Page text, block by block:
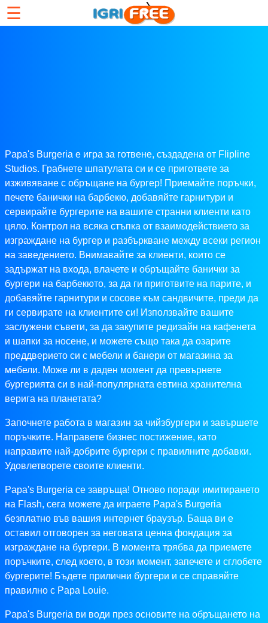
☰
Papa's Burgeria е игра за готвене, създадена от Flipline
Studios. Грабнете шпатулата си и се пригответе за
изживяване с обръщане на бургер! Приемайте поръчки,
печете банички на барбекю, добавяйте гарнитури и
сервирайте бургерите на вашите странни клиенти като
цяло. Контрол на всяка стъпка от взаимодействието за
изграждане на бургер и разбъркване между всеки регион
на заведението. Внимавайте за клиенти, които се
задържат на входа, влачете и обръщайте банички за
бургери на барбекюто, за да ги приготвите на парите, и
добавяйте гарнитури и сосове към сандвичите, преди да
ги сервирате на клиентите си! Използвайте вашите
заслужени съвети, за да закупите редизайн на кафенета
и шапки за носене, и можете също така да озарите
преддверието си с мебели и банери от магазина за
мебели. Може ли в даден момент да превърнете
бургерията си в най-популярната евтина хранителна
верига на планетата?
Започнете работа в магазин за чийзбургери и завършете
поръчките. Направете бизнес постижение, като
направите най-добрите бургери с правилните добавки.
Удовлетворете своите клиенти.
Papa's Burgeria се завръща! Отново поради имитирането
на Flash, сега можете да играете Papa's Burgeria
безплатно във вашия интернет браузър. Баща ви е
оставил отговорен за неговата ценна фондация за
изграждане на бургери. В момента трябва да приемете
поръчките, след което, в този момент, запечете и сглобете
бургерите! Бъдете прилични бургери и се справяйте
правилно с Papa Louie.
Papa's Burgeria ви води през основите на обръщането на